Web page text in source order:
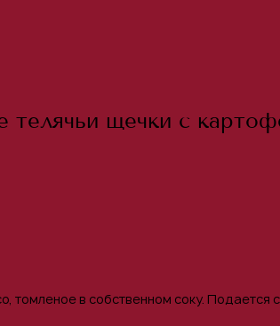
телячьи щечки с
томленое в собственном соку. Подается